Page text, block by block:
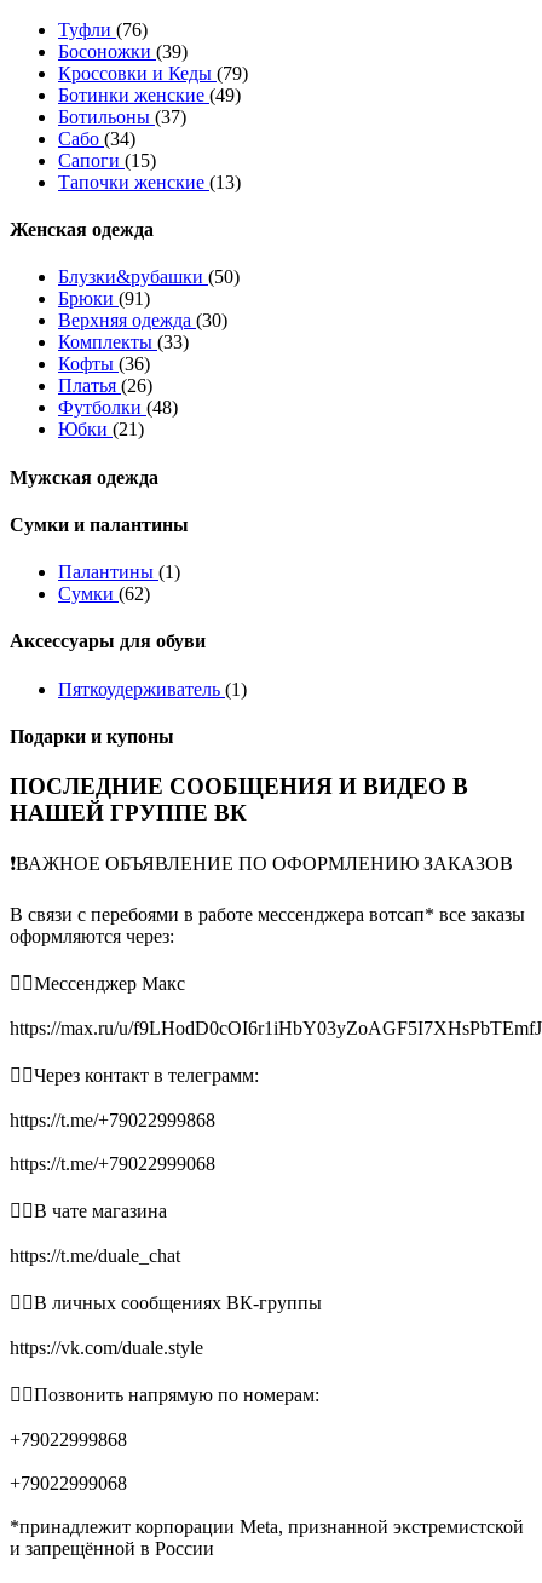
Туфли (76)
Босоножки (39)
Кроссовки и Кеды (79)
Ботинки женские (49)
Ботильоны (37)
Сабо (34)
Сапоги (15)
Тапочки женские (13)
Женская одежда
Блузки&рубашки (50)
Брюки (91)
Верхняя одежда (30)
Комплекты (33)
Кофты (36)
Платья (26)
Футболки (48)
Юбки (21)
Мужская одежда
Сумки и палантины
Палантины (1)
Сумки (62)
Аксессуары для обуви
Пяткоудерживатель (1)
Подарки и купоны
ПОСЛЕДНИЕ СООБЩЕНИЯ И ВИДЕО В
НАШЕЙ ГРУППЕ ВК
❗️ВАЖНОЕ ОБЪЯВЛЕНИЕ ПО ОФОРМЛЕНИЮ ЗАКАЗОВ
В связи с перебоями в работе мессенджера вотсап* все заказы
оформляются через:
👉🏻Мессенджер Макс
https://max.ru/u/
👉🏻Через контакт в телеграмм:
https://t.me/+79022999868
https://t.me/+79022999068
👉🏻В чате магазина
https://t.me/duale_chat
👉🏻В личных сообщениях ВК-группы
https://vk.com/duale.style
👉🏻Позвонить напрямую по номерам:
+79022999868
+79022999068
*принадлежит корпорации Meta, признанной экстремистской
и запрещённой в России